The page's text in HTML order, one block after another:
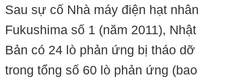
Sau sự cố Nhà máy điện hạt nhân
Fukushima số 1 (năm 2011), Nhật
Bản có 24 lò phản ứng bị tháo dỡ
trong tổng số 60 lò phản ứng (bao